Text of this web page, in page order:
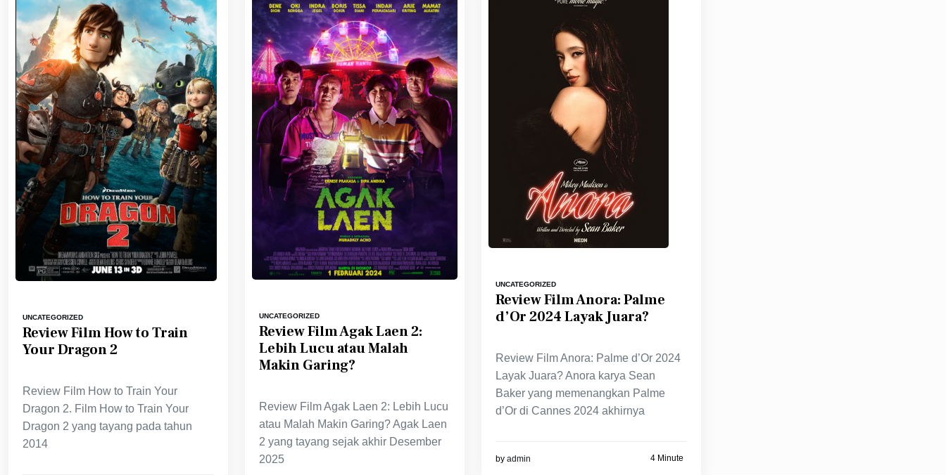
UNCATEGORIZED
Review Film How to Train
Your Dragon 2
Review Film How to Train Your
Dragon 2. Film How to Train Your
Dragon 2 yang tayang pada tahun
2014
UNCATEGORIZED
Review Film Agak Laen 2:
Lebih Lucu atau Malah
Makin Garing?
Review Film Agak Laen 2: Lebih Lucu
atau Malah Makin Garing? Agak Laen
2 yang tayang sejak akhir Desember
2025
UNCATEGORIZED
Review Film Anora: Palme
d’Or 2024 Layak Juara?
Review Film Anora: Palme d’Or 2024
Layak Juara? Anora karya Sean
Baker yang memenangkan Palme
d’Or di Cannes 2024 akhirnya
by admin 4 Minute